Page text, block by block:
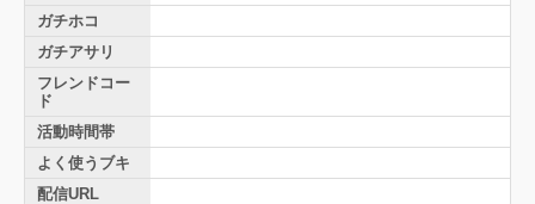
ガチホコ
ガチアサリ
フレンドコー
ド
活動時間帯
よく使うブキ
配信URL